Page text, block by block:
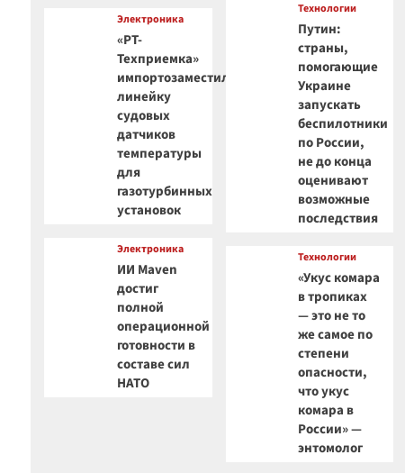
Электроника
«РТ-
Техприемка»
импортозаместила
линейку
судовых
датчиков
температуры
для
газотурбинных
установок
Электроника
ИИ Maven
достиг
полной
операционной
готовности в
составе сил
НАТО
Технологии
Путин:
страны,
помогающие
Украине
запускать
беспилотники
по России,
не до конца
оценивают
возможные
последствия
Технологии
«Укус комара
в тропиках
— это не то
же самое по
степени
опасности,
что укус
комара в
России» —
энтомолог